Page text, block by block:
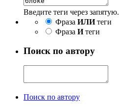
Введите теги через запятую.
Фраза ИЛИтеги
Фраза Итеги
Поиск по автору
Поиск по автору